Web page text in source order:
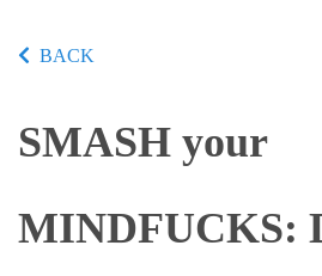
BACK
SMASH your
MINDFUCKS: